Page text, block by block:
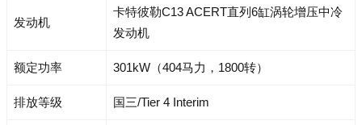
发动机
卡特彼勒C13 ACERT直列6缸涡轮增压中冷
发动机
额定功率 301kW（404马力，1800转）
排放等级 国三/Tier 4 Interim